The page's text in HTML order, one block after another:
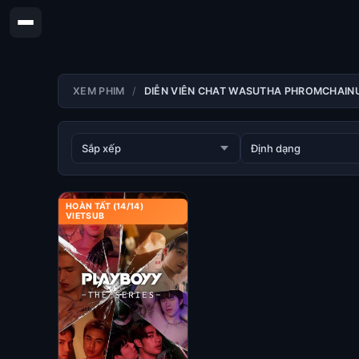
XEM PHIM DIỄN VIÊN CHAT WASUTHA
HOÀN TẤT (14/14)
VIETSUB